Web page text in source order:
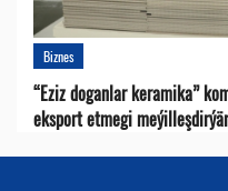
Biznes
“Eziz doganlar keramika”
eksport etmegi meýilleşdirýär